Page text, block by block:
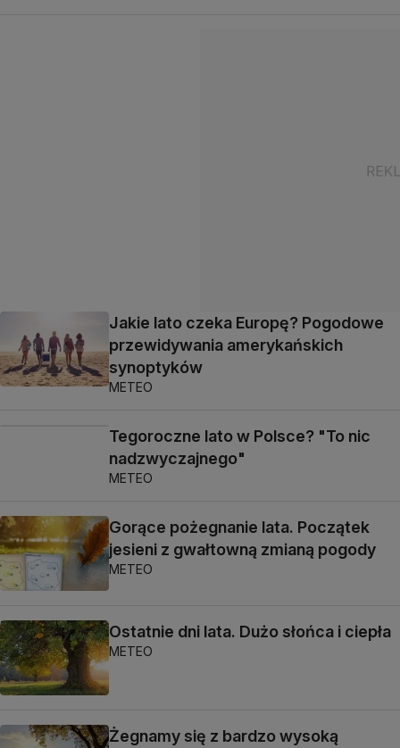
Jakie lato czeka Europę? Pogodowe
przewidywania amerykańskich
synoptyków
METEO
Tegoroczne lato w Polsce? "To nic
nadzwyczajnego"
METEO
Gorące pożegnanie lata. Początek
jesieni z gwałtowną zmianą pogody
METEO
Ostatnie dni lata. Dużo słońca i ciepła
METEO
Żegnamy się z bardzo wysoką